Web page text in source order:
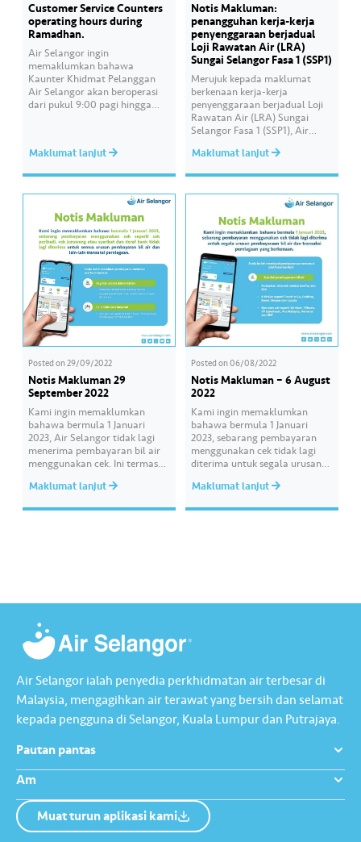
Customer Service Counters
operating hours during
Ramadhan.
Air Selangor ingin
memaklumkan bahawa
Kaunter Khidmat Pelanggan
Air Selangor akan beroperasi
dari pukul 9:00 pagi hingga
bermula 12 Mac 2024,
pembayaran bil secara dalam
talian atau menerusi ejen sah
terpilih. —– Air Selangor…
Maklumat lanjut
Notis Makluman:
penangguhan kerja-kerja
penyenggaraan berjadual
Loji Rawatan Air (LRA)
Sungai Selangor Fasa 1 (SSP1)
Merujuk kepada maklumat
berkenaan kerja-kerja
penyenggaraan berjadual Loji
Rawatan Air (LRA) Sungai
Selangor Fasa 1 (SSP1), Air
bahawa kerja-kerja
yang akan diumumkan kelak.
Untuk sebarang maklumat
terkini, sila rujuk:✅Laman web:
www.airselangor.com/.✅Faceb
ook:
www.facebook.com/airselango
r✅Instagram:
https://instagram.com/airselan
gor/✅X:
https://twitter.com/air_selango
r — Referring to the
information regarding the
scheduled maintenance
works…
Maklumat lanjut
Posted on29/09/2022
Notis Makluman 29
September 2022
Kami ingin memaklumkan
bahawa bermula 1 Januari
2023, Air Selangor tidak lagi
menerima pembayaran bil air
menggunakan cek. Ini termasuk
peribadi, cek juruwang atau
Maklumat lanjut
Posted on06/08/2022
Notis Makluman – 6 August
2022
Kami ingin memaklumkan
bahawa bermula 1 Januari
2023, sebarang pembayaran
menggunakan cek tidak lagi
diterima untuk segala urusan
transaksi perniagaan yang
Maklumat lanjut
Tentang Kami
Air Selangor ialah penyedia perkhidmatan air terbesar di
Malaysia, mengagihkan air terawat yang bersih dan selamat
kepada pengguna di Selangor, Kuala Lumpur dan Putrajaya.
Pautan pantas
Am
Muat turun aplikasi kami